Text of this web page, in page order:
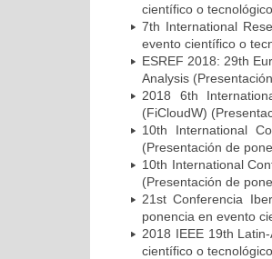
científico o
7th International
evento científico o
ESREF 2018: 29th
Analysis
2018 6th
(FiCloudW)
10th International
(Presentación de
10th International
(Presentación de
21st Conferencia
ponencia en evento
2018 IEEE 19th
científico o